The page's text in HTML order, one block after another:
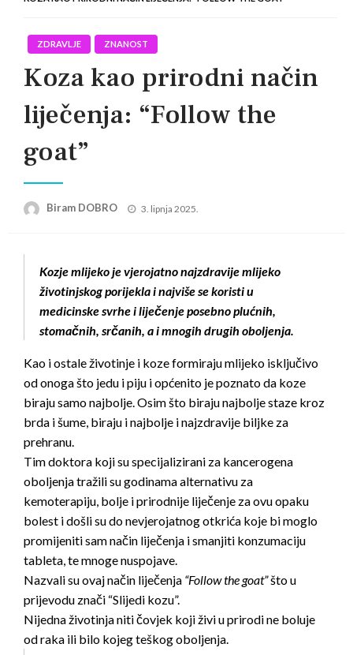
ZDRAVLJE ZNANOST
Koza kao prirodni način
liječenja: “Follow the
goat”
Biram DOBRO
Posted
3. lipnja 2025.
Kozje mlijeko je vjerojatno najzdravije mlijeko
životinjskog porijekla i najviše se koristi u
medicinske svrhe i liječenje posebno plućnih,
stomačnih, srčanih, a i mnogih drugih oboljenja.
Kao i ostale životinje i koze formiraju mlijeko isključivo
od onoga što jedu i piju i općenito je poznato da koze
biraju samo najbolje. Osim što biraju najbolje staze kroz
brda i šume, biraju i najbolje i najzdravije biljke za
prehranu.
Tim doktora koji su specijalizirani za kancerogena
oboljenja tražili su godinama alternativu za
kemoterapiju, bolje i prirodnije liječenje za ovu opaku
bolest i došli su do nevjerojatnog otkrića koje bi moglo
promijeniti sam način liječenja i smanjiti konzumaciju
tableta, te mnoge nuspojave.
Nazvali su ovaj način liječenja “Follow the goat”što u
prijevodu znači “Slijedi kozu”.
Nijedna životinja niti čovjek koji živi u prirodi ne boluje
od raka ili bilo kojeg teškog oboljenja.